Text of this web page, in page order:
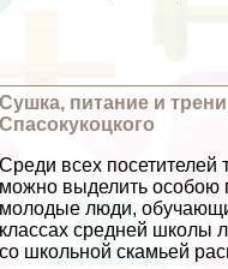
Сушка, питание и
Спасокукоцкого
Среди всех посетителей
можно выделить особою
молодые люди,
классах средней школы
со школьной скамьей